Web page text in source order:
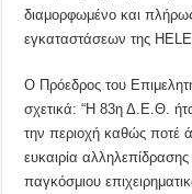
διαμορφωμένο και
εγκαταστάσεων της
Ο Πρόεδρος του
σχετικά: “Η 83η Δ.Ε.Θ.
την περιοχή καθώς ποτέ
ευκαιρία
παγκόσμιου